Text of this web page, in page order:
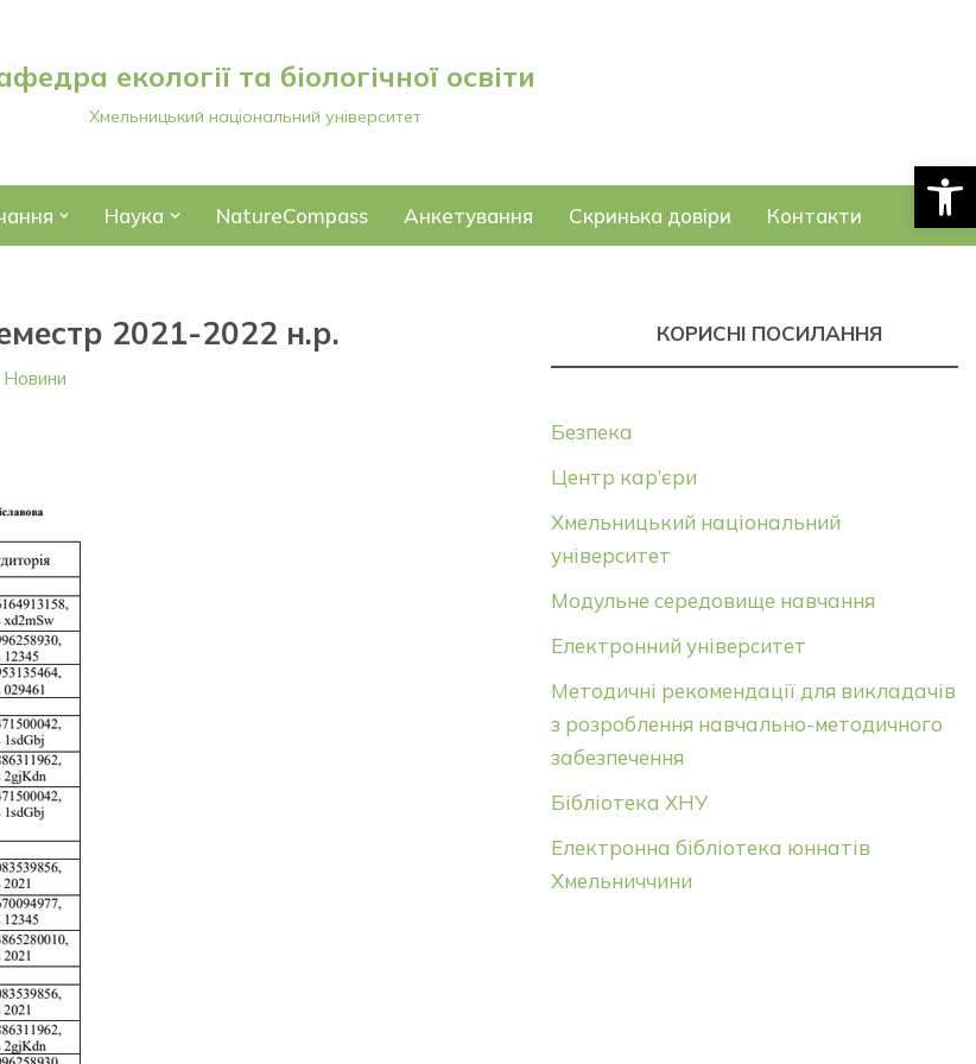
екології та біологічної освіти
Хмельницький національний університет
Наука NatureCompass Анкетування Скринька довіри Контакти
2021-2022 н.р.
Новини
КОРИСНІ ПОСИЛАННЯ
Безпека
Центр кар’єри
Хмельницький національний
університет
Модульне середовище навчання
Електронний університет
Методичні рекомендації для викладачів
з розроблення навчально-методичного
забезпечення
Бібліотека ХНУ
Електронна бібліотека юннатів
Хмельниччини